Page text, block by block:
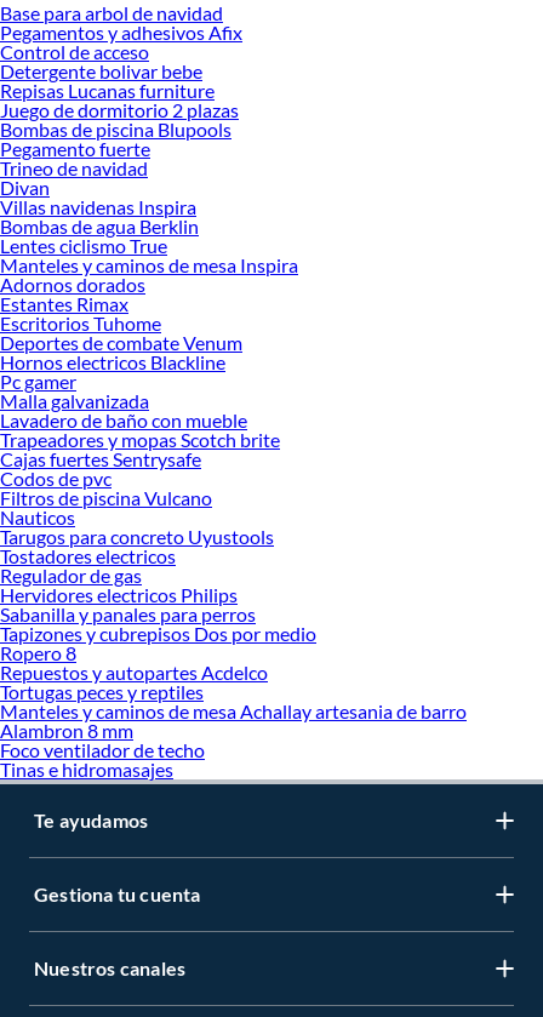
Base para arbol de navidad
Pegamentos y adhesivos Afix
Control de acceso
Detergente bolivar bebe
Repisas Lucanas furniture
Juego de dormitorio 2 plazas
Bombas de piscina Blupools
Pegamento fuerte
Trineo de navidad
Divan
Villas navidenas Inspira
Bombas de agua Berklin
Lentes ciclismo True
Manteles y caminos de mesa Inspira
Adornos dorados
Estantes Rimax
Escritorios Tuhome
Deportes de combate Venum
Hornos electricos Blackline
Pc gamer
Malla galvanizada
Lavadero de baño con mueble
Trapeadores y mopas Scotch brite
Cajas fuertes Sentrysafe
Codos de pvc
Filtros de piscina Vulcano
Nauticos
Tarugos para concreto Uyustools
Tostadores electricos
Regulador de gas
Hervidores electricos Philips
Sabanilla y panales para perros
Tapizones y cubrepisos Dos por medio
Ropero 8
Repuestos y autopartes Acdelco
Tortugas peces y reptiles
Manteles y caminos de mesa Achallay artesania de barro
Alambron 8 mm
Foco ventilador de techo
Tinas e hidromasajes
Te ayudamos
Gestiona tu cuenta
Nuestros canales